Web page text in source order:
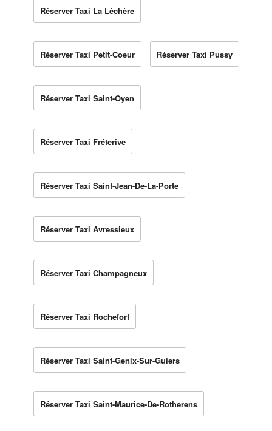
Réserver Taxi La Léchère
Réserver Taxi Petit-Coeur Réserver Taxi Pussy
Réserver Taxi Saint-Oyen
Réserver Taxi Fréterive
Réserver Taxi Saint-Jean-De-La-Porte
Réserver Taxi Avressieux
Réserver Taxi Champagneux
Réserver Taxi Rochefort
Réserver Taxi Saint-Genix-Sur-Guiers
Réserver Taxi Saint-Maurice-De-Rotherens